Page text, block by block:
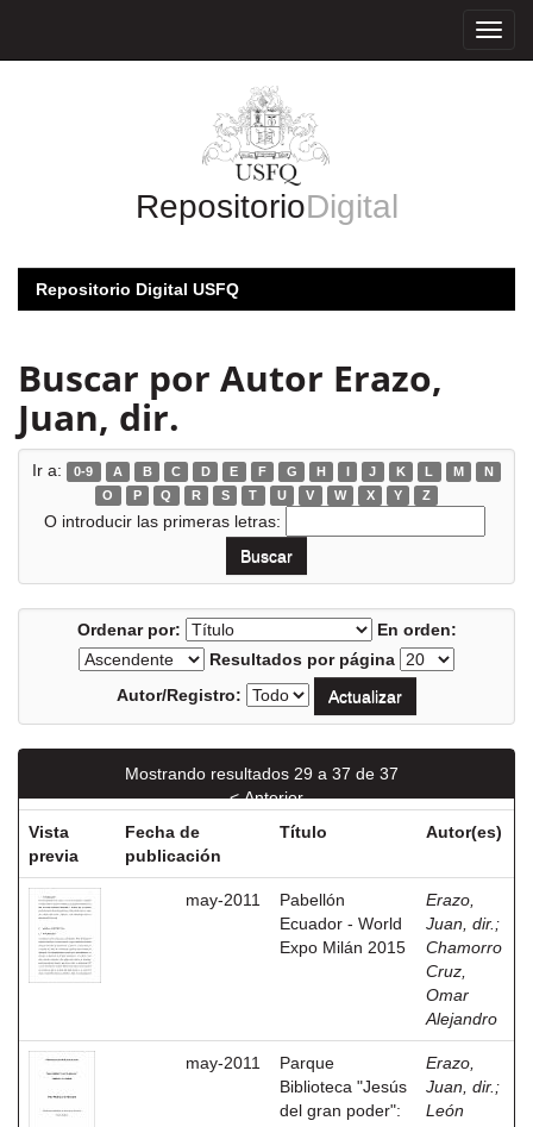
RepositorioDigital
Repositorio Digital USFQ
Buscar por Autor Erazo,
Juan, dir.
Ir a: 0-9 A B C D E F G H I J K L M
N
O
P Q R S T U V W X Y Z
O introducir las primeras letras:
Ordenar por:
En orden:
Resultados por página
Autor/Registro:
Mostrando resultados 29 a 37 de 37
< Anterior
Vista
previa
Fecha de
publicación
Título Autor(es)
may-2011
Pabellón
Ecuador - World
Expo Milán 2015
Erazo,
Juan, dir. ;
Chamorro
Cruz,
Omar
Alejandro
may-2011
Parque
Biblioteca "Jesús
del gran poder":
Erazo,
Juan, dir. ;
León